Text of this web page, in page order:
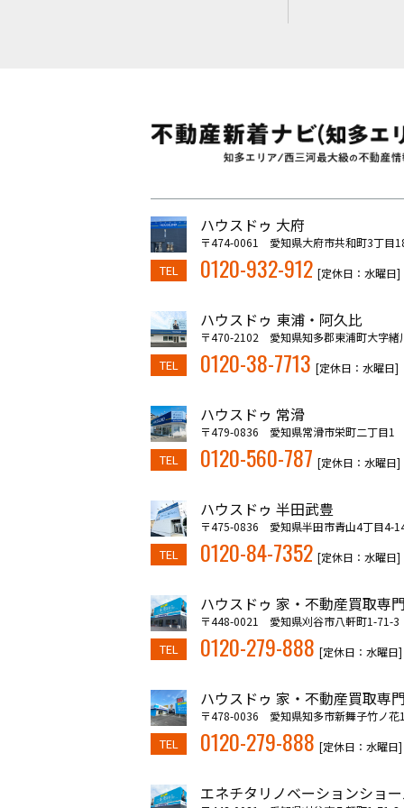
ハウスドゥ 大府
〒474-0061 愛知県大府市共和町3丁目
TEL 0120-932-912 [定休日：水曜日]
ハウスドゥ 東浦・阿久比
〒470-2102 愛知県知多郡東浦町大字緒
TEL 0120-38-7713 [定休日：水曜日]
ハウスドゥ 常滑
〒479-0836 愛知県常滑市栄町二丁目1
TEL 0120-560-787 [定休日：水曜日]
ハウスドゥ 半田武豊
〒475-0836 愛知県半田市青山4丁目4-
TEL 0120-84-7352 [定休日：水曜日]
ハウスドゥ 家・不動産買取専
〒448-0021 愛知県刈谷市八軒町1-71-3
TEL 0120-279-888 [定休日：水曜日]
ハウスドゥ 家・不動産買取専
〒478-0036 愛知県知多市新舞子竹ノ花
TEL 0120-279-888 [定休日：水曜日]
エネチタリノベーションショ